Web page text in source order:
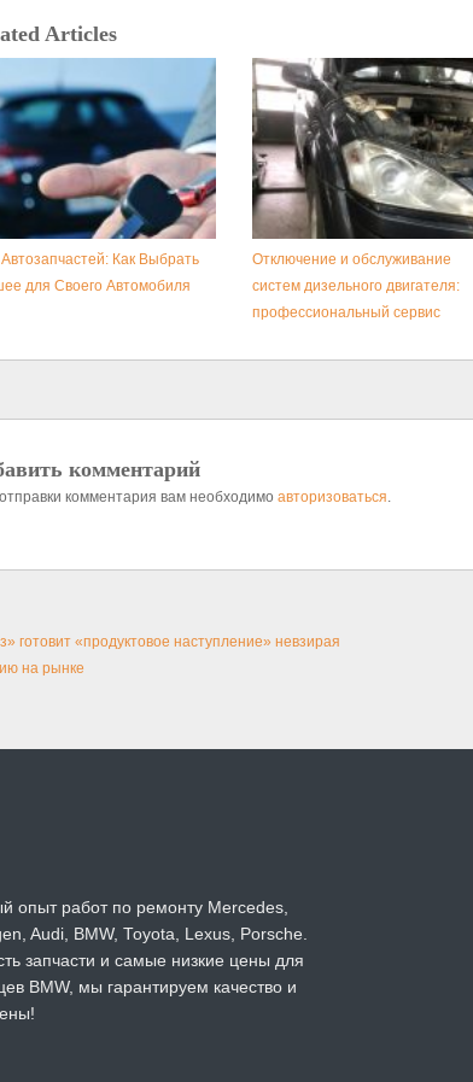
Articles
Как Выбрать
для Своего Автомобиля
Отключение и обслуживание
систем дизельного двигателя:
профессиональный сервис
комментарий
комментария вам необходимо авторизоваться
готовит «продуктовое наступление» невзирая
на рынке
опыт работ по ремонту Mercedes,
Audi, BMW, Toyota, Lexus, Porsche.
запчасти и самые низкие цены для
BMW, мы гарантируем качество и